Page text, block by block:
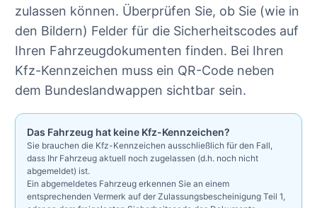
zulassen können. Überprüfen Sie, ob Sie (wie in
den Bildern) Felder für die Sicherheitscodes auf
Ihren Fahrzeugdokumenten finden. Bei Ihren
Kfz-Kennzeichen muss ein QR-Code neben
dem Bundeslandwappen sichtbar sein.
Das Fahrzeug hat keine Kfz-Kennzeichen?
Sie brauchen die Kfz-Kennzeichen ausschließlich für den Fall,
dass Ihr Fahrzeug aktuell noch zugelassen (d.h. noch nicht
abgemeldet) ist.
Ein abgemeldetes Fahrzeug erkennen Sie an einem
entsprechenden Vermerk auf der Zulassungsbescheinigung Teil 1,